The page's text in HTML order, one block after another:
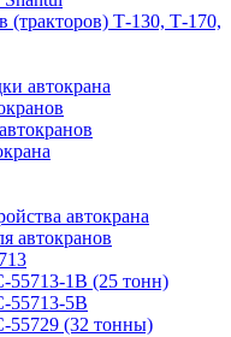
(тракторов) Т-130, Т-170,
автокрана
автокрана
автокранов
55713-1В (25 тонн)
55713-5В
55729 (32 тонны)